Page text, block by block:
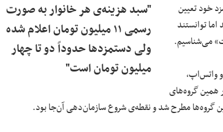
"سبد هزینه‌ی هر خانوار به صورت
رسمی ۱۱ میلیون تومان اعلام شده
ولی دستمزدها حدوداً دو تا چهار
میلیون تومان است"
خود تعیین
توانستند
می‌شناسیم.
واتس‌اپ،
همین گروه‌های
گروه‌ها مطرح شد و نقطه‌ی شروع سازمان‌دهی آن‌جا بود.